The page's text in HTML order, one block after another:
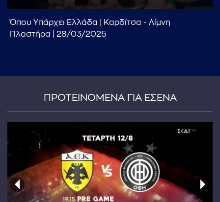
Όπου Υπάρχει Ελλάδα | Καρδίτσα - Λίμνη
Πλαστήρα | 28/03/2025
ΠΡΟΤΕΙΝΟΜΕΝΑ ΓΙΑ ΕΣΕΝΑ